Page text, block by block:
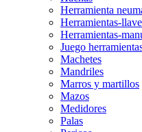
Herramienta
Herramientas-
Herramientas-
Juego
Machetes
Mandriles
Marros y martillos
Mazos
Medidores
Palas